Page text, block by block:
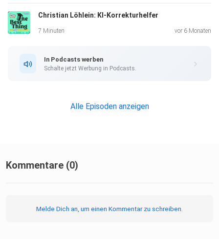
Webseite: https://www.martin-mucha.com/
Christian Löhlein: KI-Korrekturhelfer
7 Minuten vor 6 Monaten
In Podcasts werben
Schalte jetzt Werbung in Podcasts.
Alle Episoden anzeigen
Kommentare (0)
Melde Dich an, um einen Kommentar zu schreiben.